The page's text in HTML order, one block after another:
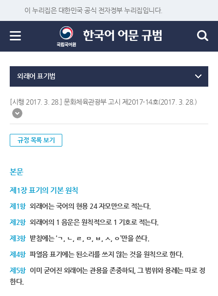
이 누리집은 대한민국 공식 전자정부 누리집입니다.
외래어 표기법
[시행 2017. 3. 28.] 문화체육관광부 고시 제2017-14호(2017. 3. 28.)
규정 목록 보기
본문
제1장 표기의 기본 원칙
제1항 외래어는 국어의 현용 24 자모만으로 적는다.
제2항 외래어의 1 음운은 원칙적으로 1 기호로 적는다.
제3항 받침에는 ‘ㄱ, ㄴ, ㄹ, ㅁ, ㅂ, ㅅ, ㅇ’만을 쓴다.
제4항 파열음 표기에는 된소리를 쓰지 않는 것을 원칙으로 한다.
제5항 이미 굳어진 외래어는 관용을 존중하되, 그 범위와 용례는 따로 정
한다.